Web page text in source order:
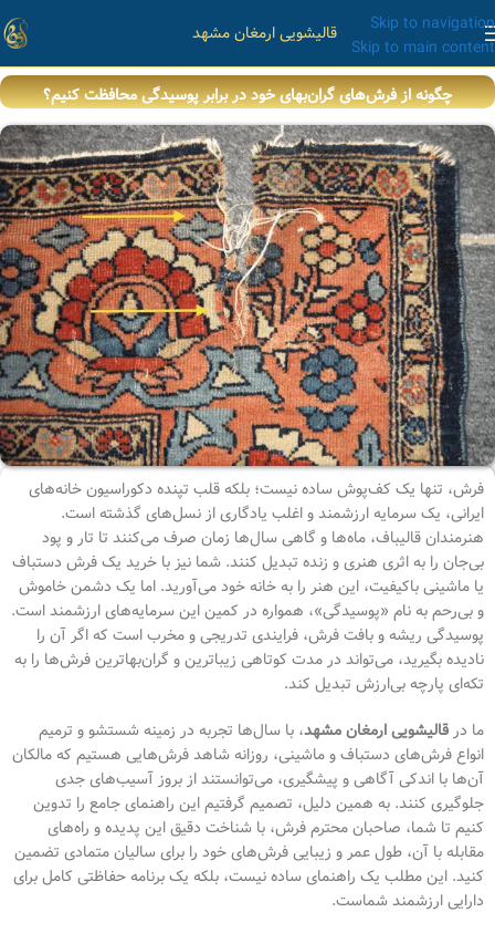
Skip to navigation
Skip to main content
قالیشویی ارمغان مشهد
چگونه از فرش‌های گران‌بهای خود در برابر پوسیدگی محافظت کنیم؟
فرش، تنها یک کف‌پوش ساده نیست؛ بلکه قلب تپنده دکوراسیون خانه‌های
ایرانی، یک سرمایه ارزشمند و اغلب یادگاری از نسل‌های گذشته است.
هنرمندان قالیباف، ماه‌ها و گاهی سال‌ها زمان صرف می‌کنند تا تار و پود
بی‌جان را به اثری هنری و زنده تبدیل کنند. شما نیز با خرید یک فرش دستباف
یا ماشینی باکیفیت، این هنر را به خانه خود می‌آورید. اما یک دشمن خاموش
و بی‌رحم به نام «پوسیدگی»، همواره در کمین این سرمایه‌های ارزشمند است.
پوسیدگی ریشه و بافت فرش، فرایندی تدریجی و مخرب است که اگر آن را
نادیده بگیرید، می‌تواند در مدت کوتاهی زیباترین و گران‌بهاترین فرش‌ها را به
تکه‌ای پارچه بی‌ارزش تبدیل کند.
ما در قالیشویی ارمغان مشهد، با سال‌ها تجربه در زمینه شستشو و ترمیم
انواع فرش‌های دستباف و ماشینی، روزانه شاهد فرش‌هایی هستیم که مالکان
آن‌ها با اندکی آگاهی و پیشگیری، می‌توانستند از بروز آسیب‌های جدی
جلوگیری کنند. به همین دلیل، تصمیم گرفتیم این راهنمای جامع را تدوین
کنیم تا شما، صاحبان محترم فرش، با شناخت دقیق این پدیده و راه‌های
مقابله با آن، طول عمر و زیبایی فرش‌های خود را برای سالیان متمادی تضمین
کنید. این مطلب یک راهنمای ساده نیست، بلکه یک برنامه حفاظتی کامل برای
دارایی ارزشمند شماست.